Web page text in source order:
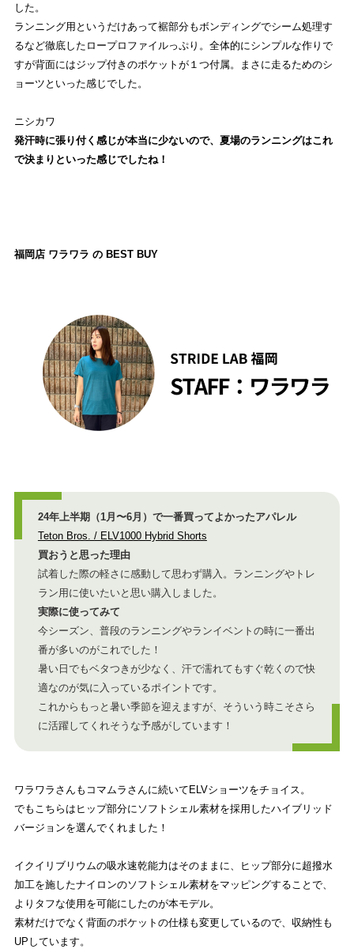
した。
ランニング用というだけあって裾部分もボンディングでシーム処理す
るなど徹底したロープロファイルっぷり。全体的にシンプルな作りで
すが背面にはジップ付きのポケットが１つ付属。まさに走るためのシ
ョーツといった感じでした。
ニシカワ
発汗時に張り付く感じが本当に少ないので、夏場のランニングはこれ
で決まりといった感じでしたね！
福岡店 ワラワラ の BEST BUY
24年上半期（1月〜6月）で一番買ってよかったアパレル
Teton Bros. / ELV1000 Hybrid Shorts
買おうと思った理由
試着した際の軽さに感動して思わず購入。ランニングやトレ
ラン用に使いたいと思い購入しました。
実際に使ってみて
今シーズン、普段のランニングやランイベントの時に一番出
番が多いのがこれでした！
暑い日でもベタつきが少なく、汗で濡れてもすぐ乾くので快
適なのが気に入っているポイントです。
これからもっと暑い季節を迎えますが、そういう時こそさら
に活躍してくれそうな予感がしています！
ワラワラさんもコマムラさんに続いてELVショーツをチョイス。
でもこちらはヒップ部分にソフトシェル素材を採用したハイブリッド
バージョンを選んでくれました！
イクイリブリウムの吸水速乾能力はそのままに、ヒップ部分に超撥水
加工を施したナイロンのソフトシェル素材をマッピングすることで、
よりタフな使用を可能にしたのが本モデル。
素材だけでなく背面のポケットの仕様も変更しているので、収納性も
UPしています。